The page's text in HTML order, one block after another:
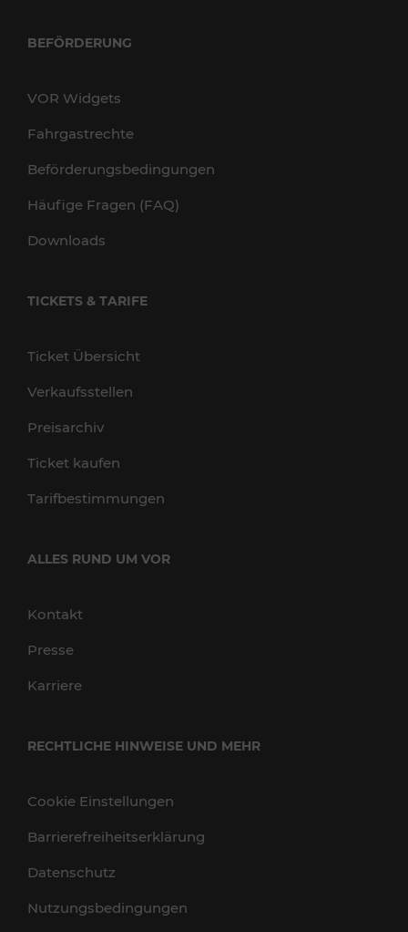
BEFÖRDERUNG
VOR Widgets
Fahrgastrechte
Beförderungsbedingungen
Häufige Fragen (FAQ)
Downloads
TICKETS & TARIFE
Ticket Übersicht
Verkaufsstellen
Preisarchiv
Ticket kaufen
Tarifbestimmungen
ALLES RUND UM VOR
Kontakt
Presse
Karriere
RECHTLICHE HINWEISE UND MEHR
Cookie Einstellungen
Barrierefreiheitserklärung
Datenschutz
Nutzungsbedingungen